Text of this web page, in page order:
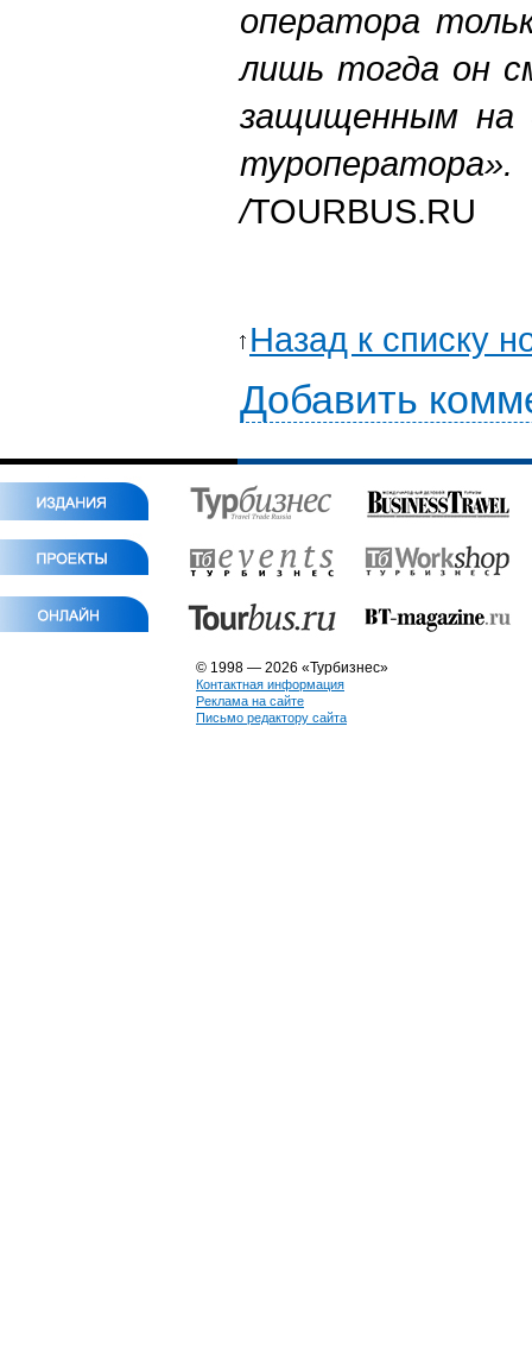
оператора
лишь тогда он
защищенным на
туроператора».
/TOURBUS.RU
Назад к списку
Добавить
© 1998 — 2026 «Турбизнес»
Контактная информация
Реклама на сайте
Письмо редактору сайта